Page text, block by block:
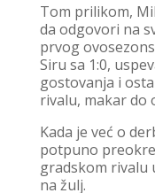
Tom prilikom,
da odgovori na
prvog
Siru sa 1:0,
gostovanja i
rivalu, makar do
Kada je već o
potpuno
gradskom rivalu
na žulj.